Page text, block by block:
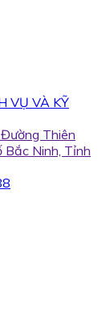
VỤ VÀ KỸ
Thiên
Bắc Ninh, Tỉnh